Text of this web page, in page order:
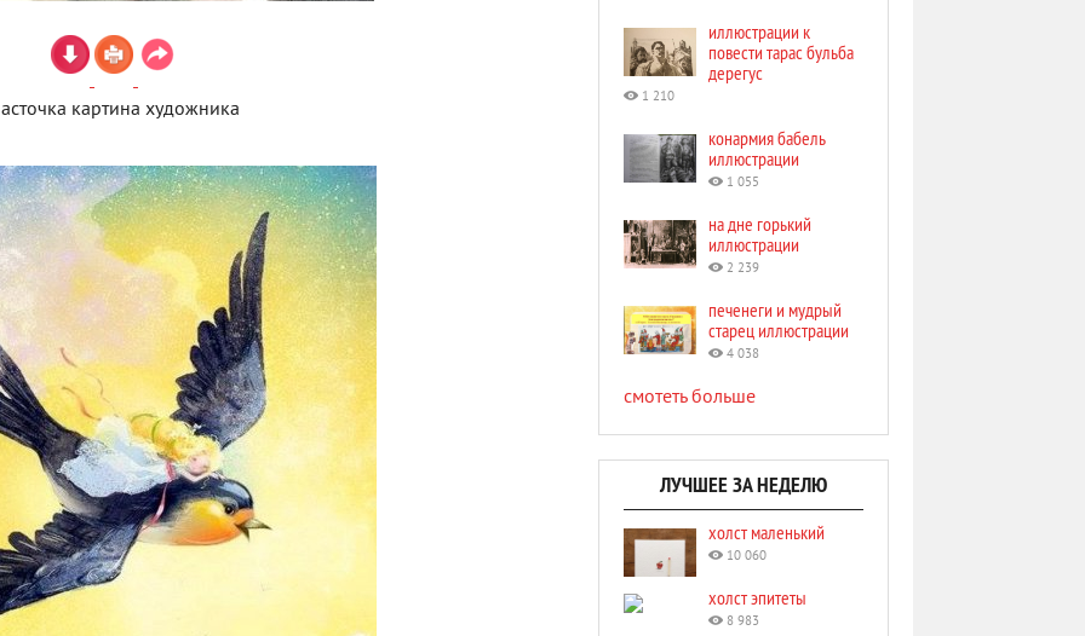
картина художника
иллюстрации к
повести тарас бульба
дерегус
1 210
конармия бабель
иллюстрации
1 055
на дне горький
иллюстрации
2 239
печенеги и мудрый
старец иллюстрации
4 038
смотеть больше
ЛУЧШЕЕ ЗА НЕДЕЛЮ
холст маленький
10 060
холст эпитеты
8 983